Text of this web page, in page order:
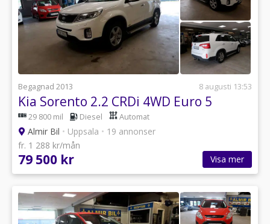
Begagnad 2013 8 augusti 13:53
Kia Sorento 2.2 CRDi 4WD Euro 5
29 800 mil Diesel Automat
Almir Bil • Uppsala • 19 annonser
fr. 1 288 kr/mån
79 500 kr Visa mer